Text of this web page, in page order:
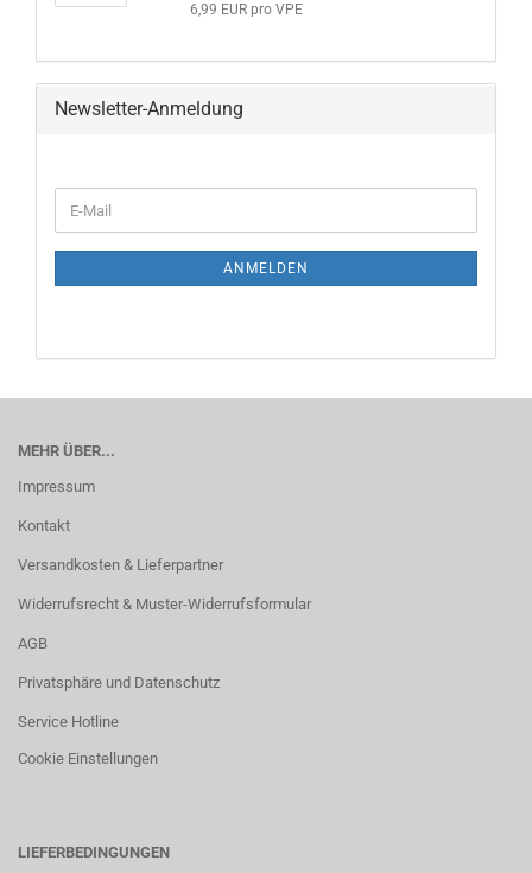
6,99 EUR pro VPE
Newsletter-Anmeldung
ZUR
E-
Mail
ANMELDEN
MEHR ÜBER...
Impressum
Kontakt
Versandkosten & Lieferpartner
Widerrufsrecht & Muster-Widerrufsformular
AGB
Privatsphäre und Datenschutz
Service Hotline
Cookie Einstellungen
LIEFERBEDINGUNGEN